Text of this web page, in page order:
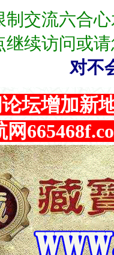
交流六合
续访问或
对不